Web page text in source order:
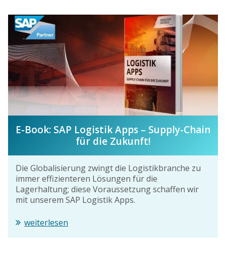
E-Book: SAP Logistik Apps – Supply-Chain
für die Zukunft!
Die Globalisierung zwingt die Logistikbranche zu
immer effizienteren Lösungen für die
Lagerhaltung; diese Voraussetzung schaffen wir
mit unserem SAP Logistik Apps.
weiterlesen